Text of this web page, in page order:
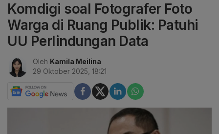
Komdigi soal Fotografer Foto
Warga di Ruang Publik: Patuhi
UU Perlindungan Data
Oleh Kamila Meilina
29 Oktober 2025, 18:21